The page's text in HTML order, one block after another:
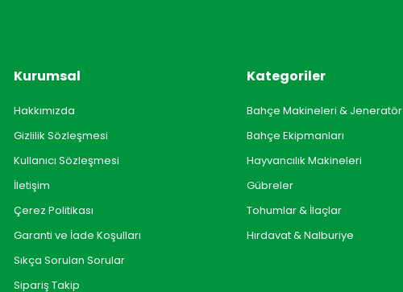
Kurumsal
Hakkımızda
Gizlilik Sözleşmesi
Kullanıcı Sözleşmesi
İletişim
Çerez Politikası
Garanti ve İade Koşulları
Sıkça Sorulan Sorular
Sipariş Takip
Kategoriler
Bahçe Makineleri & Jeneratör
Bahçe Ekipmanları
Hayvancılık Makineleri
Gübreler
Tohumlar & İlaçlar
Hırdavat & Nalburiye